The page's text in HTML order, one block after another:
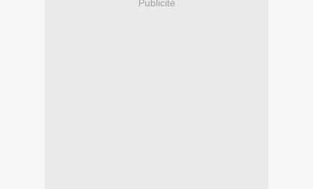
Publicité